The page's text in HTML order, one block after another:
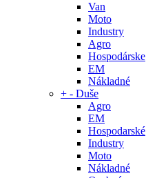
Van
Moto
Industry
Agro
Hospodárske
EM
Nákladné
+ - Duše
Agro
EM
Hospodarské
Industry
Moto
Nákladné